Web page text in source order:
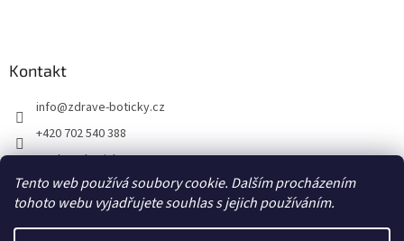
Tento web používá soubory cookie. Dalším procházením
tohoto webu vyjadřujete souhlas s jejich používáním.
Kontakt
info@zdrave-boticky.cz
+420 702 540 388
@zdraveboticky
zdraveboticky